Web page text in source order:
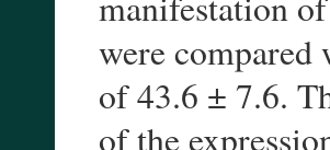
were compared
of 43.6 ± 7.6.
of the